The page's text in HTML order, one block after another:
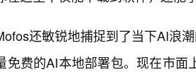
还敏锐地捕捉到了当下AI浪
免费的AI本地部署包。现在市